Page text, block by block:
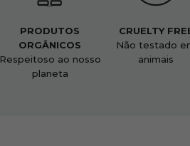
PRODUTOS
ORGÂNICOS
Respeitoso ao nosso
planeta
CRUELTY
Não testado
animais